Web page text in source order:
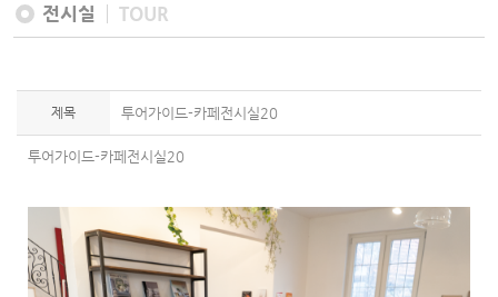
전시실 TOUR
제목 투어가이드-카페전시실20
투어가이드-카페전시실20